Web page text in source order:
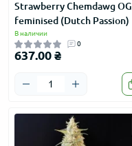
Strawberry Chemdawg OG
feminised (Dutch Passion)
В наличии
0
637.00 ₴